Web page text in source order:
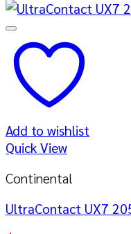
Add to wishlist
Quick View
Continental
UltraContact UX7